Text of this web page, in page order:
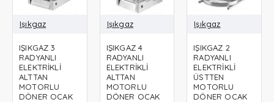
Işıkgaz
IŞIKGAZ 3
RADYANLI
ELEKTRİKLİ
ALTTAN
MOTORLU
DÖNER OCAK
Işıkgaz
IŞIKGAZ 4
RADYANLI
ELEKTRİKLİ
ALTTAN
MOTORLU
DÖNER OCAK
Işıkgaz
IŞIKGAZ 2
RADYANLI
ELEKTRİKLİ
ÜSTTEN
MOTORLU
DÖNER OCAK